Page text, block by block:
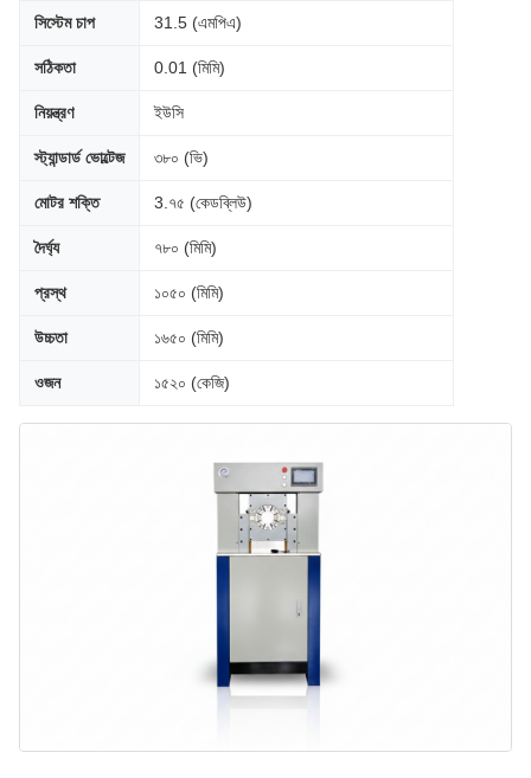
সিস্টেম চাপ 31.5 (এমপিএ)
সঠিকতা 0.01 (মিমি)
নিয়ন্ত্রণ ইউসি
স্ট্যান্ডার্ড ভোল্টেজ ৩৮০ (ভি)
মোটর শক্তি 3.৭৫ (কেডব্লিউ)
দৈর্ঘ্য ৭৮০ (মিমি)
প্রস্থ ১০৫০ (মিমি)
উচ্চতা ১৬৫০ (মিমি)
ওজন ১৫২০ (কেজি)